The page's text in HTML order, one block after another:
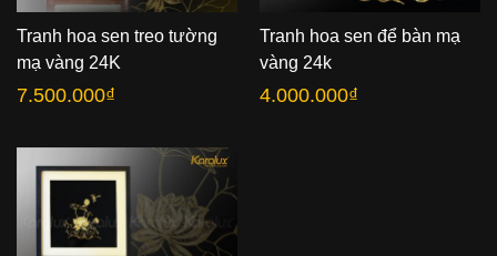
Tranh hoa sen treo tường
mạ vàng 24K
7.500.000₫
Tranh hoa sen để bàn mạ
vàng 24k
4.000.000₫